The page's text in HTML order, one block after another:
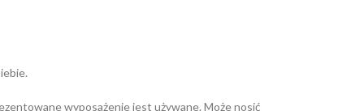
wyposażenie jest używane. Może nosić